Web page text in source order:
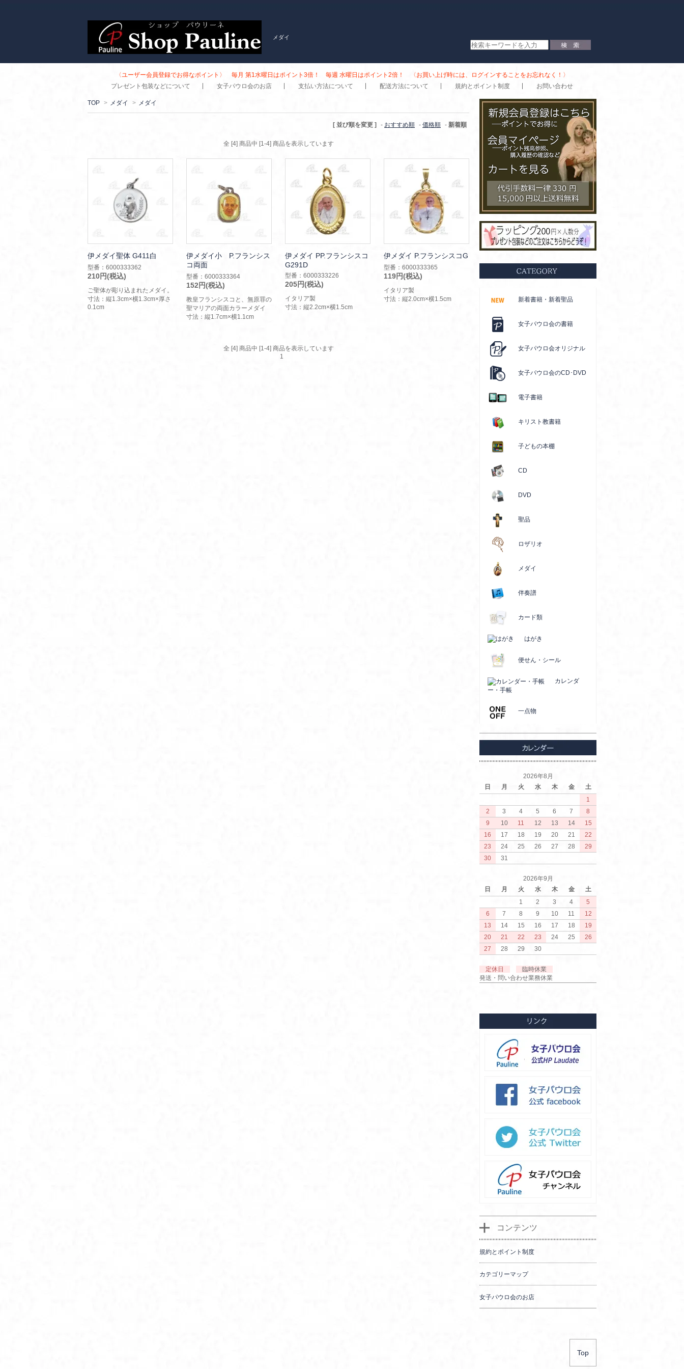
メダイ
〈ユーザー会員登録でお得なポイント〉 毎月 第1水曜日はポイント3倍！ 毎週 水曜日はポイント2倍！ 〈お買い上げ時には、ログインすることをお忘れなく！〉
プレゼント包装などについて
女子パウロ会のお店 支払い方法について 配送方法について 規約とポイント制度 お問い合わせ
TOP > メダイ > メダイ
[ 並び順を変更 ] - おすすめ順 - 価格順 - 新着順
全 [4] 商品中 [1-4] 商品を表示しています
伊メダイ聖体 G411白
型番：6000333362
210円(税込)
ご聖体が彫り込まれたメダイ。
寸法：縦1.3cm×横1.3cm×厚さ
0.1cm
伊メダイ小 P.フランシス
コ両面
型番：6000333364
152円(税込)
教皇フランシスコと、無原罪の
聖マリアの両面カラーメダイ
寸法：縦1.7cm×横1.1cm
伊メダイ PP.フランシスコ
G291D
型番：6000333226
205円(税込)
イタリア製
寸法：縦2.2cm×横1.5cm
伊メダイ P.フランシスコG
型番：6000333365
119円(税込)
イタリア製
寸法：縦2.0cm×横1.5cm
全 [4] 商品中 [1-4] 商品を表示しています
1
新着書籍・新着聖品
女子パウロ会の書籍
女子パウロ会オリジナル
女子パウロ会のCD･DVD
電子書籍
キリスト教書籍
子どもの本棚
CD
DVD
聖品
ロザリオ
メダイ
伴奏譜
カード類
はがき
便せん・シール
カレンダ
ー・手帳
一点物
2026年8月
日
月 火 水 木 金
土
1
2
3 4 5 6 7
8
9
10 11 12 13 14
15
16
17 18 19 20 21
22
23
24 25 26 27 28
29
30
31
2026年9月
日
月 火 水 木 金
土
1
2 3 4
5
6
7 8 9 10 11
12
13
14 15 16 17 18
19
20
21 22 23 24 25
26
27
28 29 30
定休日
臨時休業
発送・問い合わせ業務休業
コンテンツ
規約とポイント制度
カテゴリーマップ
女子パウロ会のお店
Top